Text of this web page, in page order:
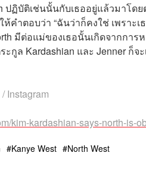
ปฏิบัติเช่นนั้นกับเธออยู่แล้วมาโด
คำตอบว่า “ฉันว่าก็คงใช่ เพราะ
มีต่อแม่ของเธอนั้นเกิดจากการ
ะกูล Kardashian และ Jenner
Instagram
kim-kardashian-says-north-is-
Kanye West North West